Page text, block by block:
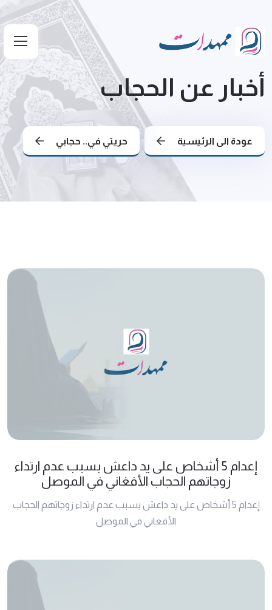
أخبار عن الحجاب
عودة الى الرئيسية حريتي في.. حجابي
إعدام 5 أشخاص على يد داعش بسبب عدم ارتداء
زوجاتهم الحجاب الأفغاني في الموصل
إعدام 5 أشخاص على يد داعش بسبب عدم ارتداء زوجاتهم الحجاب
الأفغاني في الموصل